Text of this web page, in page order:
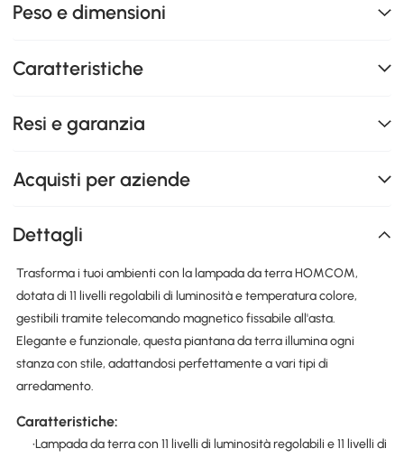
Peso e dimensioni
Caratteristiche
Resi e garanzia
Acquisti per aziende
Dettagli
Trasforma i tuoi ambienti con la lampada da terra HOMCOM,
dotata di 11 livelli regolabili di luminosità e temperatura colore,
gestibili tramite telecomando magnetico fissabile all'asta.
Elegante e funzionale, questa piantana da terra illumina ogni
stanza con stile, adattandosi perfettamente a vari tipi di
arredamento.
Caratteristiche:
•Lampada da terra con 11 livelli di luminosità regolabili e 11 livelli di